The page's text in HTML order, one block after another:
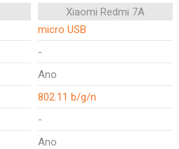
Xiaomi Redmi 7A
micro USB
-
Ano
802.11 b/g/n
-
Ano